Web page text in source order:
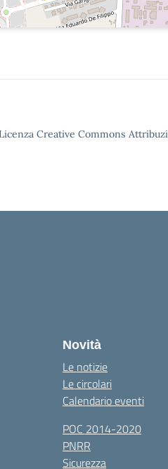
Creative Commons
Novità
Le notizie
Le circolari
Calendario eventi
POC 2014-2020
PNRR
Sicurezza